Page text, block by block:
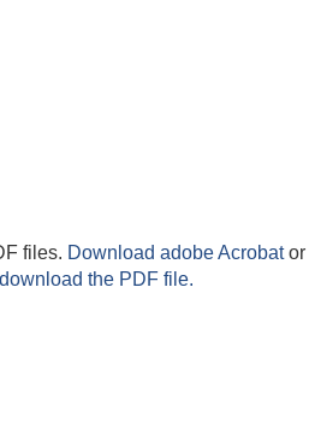
files. Download adobe Acrobator
the PDF file.